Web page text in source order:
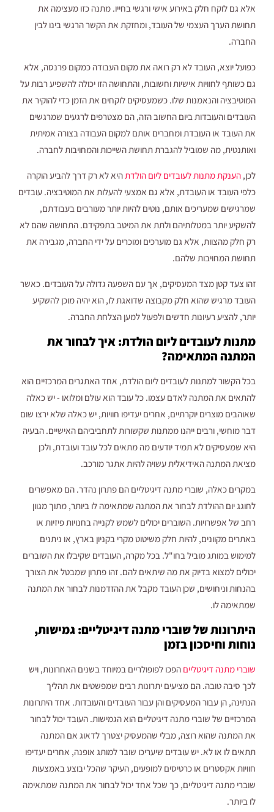
אלא גם לוקח חלק באירוע אישי ורגשי בחייו. מתנה כזו מעצימה את
תחושת הערך העצמי של העובד, ומחזקת את הקשר הרגשי בינו לבין
החברה.
כפועל יוצא, העובד לא רק רואה את מקום העבודה כמקום פרנסה, אלא
גם כשותף לחוויות אישיות וחשובות, והתחושה הזו יכולה להשפיע רבות על
המוטיבציה והנאמנות שלו. כשמעסיקים לוקחים את הזמן כדי להוקיר את
העובדים והעובדות ביום החשוב הזה, הם מצטרפים לרגעים שמרגשים
את העובד או העובדת ומחברים אותם למקום העבודה בצורה אמיתית
ואותנטית, מה שמוביל להגברת תחושת השייכות והמחויבות לחברה.
לכן, הענקת מתנות לעובדים ליום הולדתהיא לא רק דרך להביע הוקרה
כלפי העובד או העובדת, אלא גם אמצעי להעלות את המוטיבציה. עובדים
שמרגישים שמעריכים אותם, נוטים להיות יותר מעורבים בעבודתם,
להשקיע יותר במטלותיהם ולתת את המיטב בתפקידם. התחושה שהם לא
רק חלק מהצוות, אלא גם מוערכים ומוכרים על ידי החברה, מגבירה את
תחושת המחויבות שלהם.
זהו צעד קטן מצד המעסיקים, אך עם השפעה גדולה על העובדים. כאשר
העובד מרגיש שהוא חלק מקבוצה שדואגת לו, הוא יהיה מוכן להשקיע
יותר, להציע רעיונות חדשים ולפעול למען הצלחת החברה.
מתנות לעובדים ליום הולדת: איך לבחור את
המתנה המתאימה?
בכל הקשור למתנות לעובדים ליום הולדת, אחד האתגרים המרכזיים הוא
להתאים את המתנה לאדם עצמו. כל עובד הוא עולם ומלואו - יש כאלה
שאוהבים מוצרים יוקרתיים, אחרים יעדיפו חוויות, יש כאלה שלא ירצו שום
דבר מוחשי, ורבים ייהנו ממתנות שקשורות לתחביביהם האישיים. הבעיה
היא שמעסיקים לא תמיד יודעים מה מתאים לכל עובד ועובדת, ולכן
מציאת המתנה האידיאלית עשויה להיות אתגר מורכב.
במקרים כאלה, שוברי מתנה דיגיטליים הם פתרון נהדר. הם מאפשרים
לחוגג יום ההולדת לבחור את המתנה שמתאימה לו ביותר, מתוך מגוון
רחב של אפשרויות. השוברים יכולים לשמש לקנייה בחנויות פיזיות או
באתרים מקוונים, להיות חלק משיטוט מקרי בקניון בארץ, או ניתנים
למימוש במותג מוביל בחו"ל. בכל מקרה, העובדים שקיבלו את השוברים
יכולים למצוא בדיוק את מה שיתאים להם. זהו פתרון שמבטל את הצורך
בהנחות וניחושים, שכן העובד מקבל את ההזדמנות לבחור את המתנה
שמתאימה לו.
היתרונות של שוברי מתנה דיגיטליים: גמישות,
נוחות וחיסכון בזמן
שוברי מתנה דיגיטליים הפכו לפופולריים במיוחד בשנים האחרונות, ויש
לכך סיבה טובה. הם מציעים יתרונות רבים שמפשטים את תהליך
הנתינה, הן עבור המעסיקים והן עבור העובדים והעובדות. אחד היתרונות
המרכזיים של שוברי מתנה דיגיטליים הוא הגמישות. העובד יכול לבחור
את המתנה שהוא רוצה, מבלי שהמעסיק יצטרך לדאוג אם המתנה
תתאים לו או לא. יש עובדים שיעריכו שובר למותג אופנה, אחרים יעדיפו
חוויות אקסטרים או כרטיסים למופעים, העיקר שהכל יבוצע באמצעות
שוברי מתנה דיגיטליים, כך שכל אחד יכול לבחור את המתנה שמתאימה
לו ביותר.